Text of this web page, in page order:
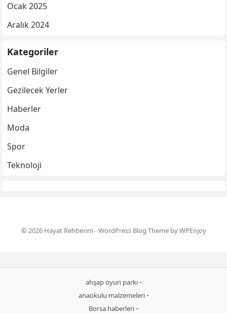
Ocak 2025
Aralık 2024
Kategoriler
Genel Bilgiler
Gezilecek Yerler
Haberler
Moda
Spor
Teknoloji
© 2026 Hayat Rehberim -WordPress Blog ThemebyWPEnjoy
ahşap oyun parkı-
anaokulu malzemeleri-
Borsa haberleri-